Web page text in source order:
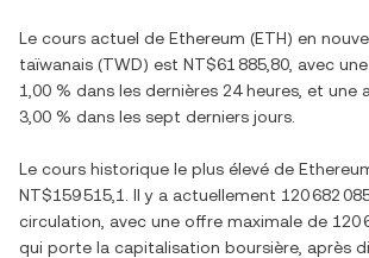
Le cours actuel de Ethereum (ETH) en
taïwanais (TWD) est NT$61 885,80 , avec
1,00 % dans les dernières 24 heures, et une
3,00 % dans les sept derniers jours.
Le cours historique le plus élevé de
NT$159 515,1
. Il y a actuellement 120 682
circulation, avec une offre maximale de 120
qui porte la capitalisation boursière, après